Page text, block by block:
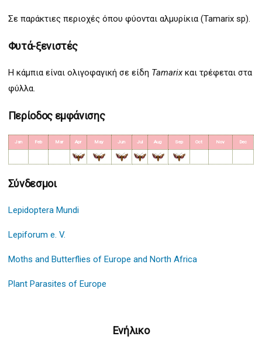
Σε παράκτιες περιοχές όπου φύoνται αλμυρίκια (Tamarix sp).
Φυτά-ξενιστές
Η κάμπια είναι ολιγοφαγική σε είδη Tamarixκαι τρέφεται στα
φύλλα.
Περίοδος εμφάνισης
Jan Feb Mar Apr May Jun Jul Aug Sep Oct Nov Dec
Σύνδεσμοι
Lepidoptera Mundi
Lepiforum e. V.
Moths and Butterflies of Europe and North Africa
Plant Parasites of Europe
Ενήλικο